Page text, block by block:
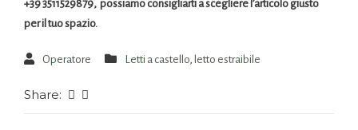
+39 3511529879, possiamo consigliarti a scegliere l’articolo giusto
per il tuo spazio.
Operatore Letti a castello, letto estraibile
Share: